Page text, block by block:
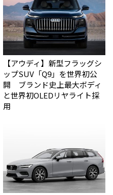
【アウディ】新型フラッグシ
ップSUV「Q9」を世界初公
開 ブランド史上最大ボディ
と世界初OLEDリヤライト採
用